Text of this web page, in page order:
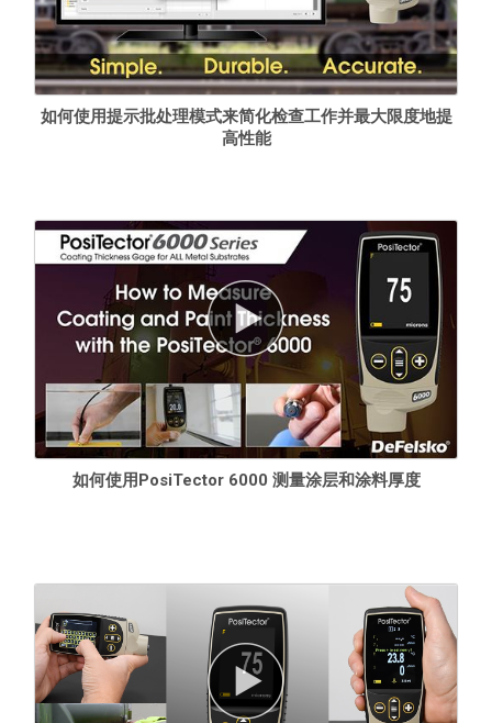
如何使用提示批处理模式来简化检查工作并最大限度地提
高性能
如何使用PosiTector 6000 测量涂层和涂料厚度